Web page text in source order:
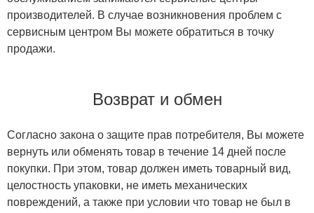
производителей. В случае возникновения проблем с
сервисным центром Вы можете обратиться в точку
продажи.
Возврат и обмен
Согласно закона о защите прав потребителя, Вы можете
вернуть или обменять товар в течение 14 дней после
покупки. При этом, товар должен иметь товарный вид,
целостность упаковки, не иметь механических
повреждений, а также при условии что товар не был в